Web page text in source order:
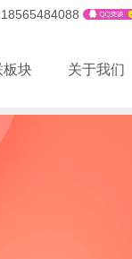
板块 关于我们